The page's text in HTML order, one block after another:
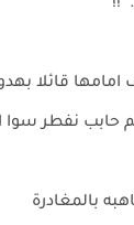
!!
قائلا
نفطر سوا
بالمغادرة